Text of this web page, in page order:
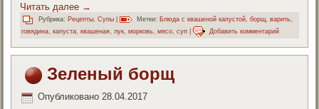
Читать далее →
Рубрика: Рецепты,Супы Метки: Блюда с квашеной капустой,борщ,варить,
говядина ,капуста ,квашеная лук ,морковь ,мясо ,суп | Добавить комментарий
Зеленый борщ
Опубликовано 28.04.2017